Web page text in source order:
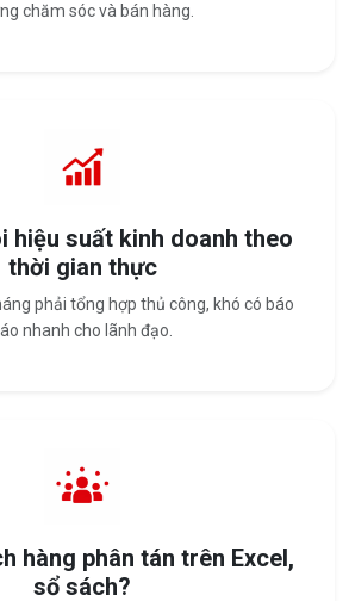
chăm sóc và bán hàng.
hiệu suất kinh doanh theo
thời gian thực
phải tổng hợp thủ công, khó có báo
nhanh cho lãnh đạo.
hàng phân tán trên Excel,
sổ sách?